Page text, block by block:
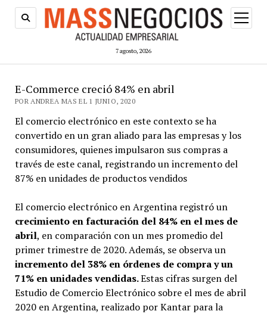
7 agosto, 2026
abrir
menú
E-Commerce creció 84% en abril
POR ANDREA MAS EL 1 JUNIO, 2020
El comercio electrónico en este contexto se ha
convertido en un gran aliado para las empresas y los
consumidores, quienes impulsaron sus compras a
través de este canal, registrando un incremento del
87% en unidades de productos vendidos
El comercio electrónico en Argentina registró un
crecimiento en facturación del 84% en el mes de
abril, en comparación con un mes promedio del
primer trimestre de 2020. Además, se observa un
incremento del 38% en órdenes de compra y un
71% en unidades vendidas.Estas cifras surgen del
Estudio de Comercio Electrónico sobre el mes de abril
2020 en Argentina, realizado por Kantar para la